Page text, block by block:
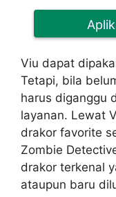
Viu dapat
Tetapi, bila
harus diganggu
layanan. Lewat
drakor favorite
Zombie
drakor terkenal
ataupun baru